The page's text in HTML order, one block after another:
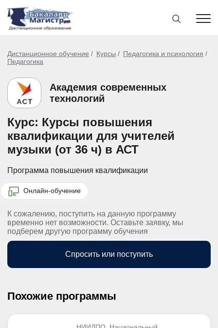
Дистанционное обучение Курсы
Педагогика и психология
Педагогика
Академия современных
технологий
Курс: Курсы повышения
квалификации для учителей
музыки (от 36 ч) в АСТ
Программа повышения квалификации
Онлайн-обучение
К сожалению, поступить на данную программу
временно нет возможности. Оставьте заявку, мы
подберем другую программу обучения
Спросить или поступить
Похожие программы